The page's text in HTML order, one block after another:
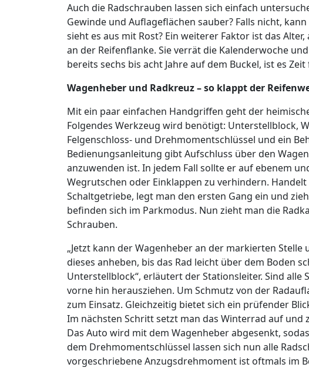
Auch die Radschrauben lassen sich einfach
Gewinde und Auflageflächen sauber? Falls nicht,
sieht es aus mit Rost? Ein weiterer Faktor ist das
an der Reifenflanke. Sie verrät die Kalenderwoche
bereits sechs bis acht Jahre auf dem Buckel, ist es
Wagenheber und Radkreuz – so klappt der
Mit ein paar einfachen Handgriffen geht der
Folgendes Werkzeug wird benötigt: Unterstellblock,
Felgenschloss- und Drehmomentschlüssel und ein
Bedienungsanleitung gibt Aufschluss über den
anzuwenden ist. In jedem Fall sollte er auf ebenem
Wegrutschen oder Einklappen zu verhindern.
Schaltgetriebe, legt man den ersten Gang ein und
befinden sich im Parkmodus. Nun zieht man die
Schrauben.
„Jetzt kann der Wagenheber an der markierten
dieses anheben, bis das Rad leicht über dem Boden
Unterstellblock“, erläutert der Stationsleiter. Sind alle
vorne hin herausziehen. Um Schmutz von der
zum Einsatz. Gleichzeitig bietet sich ein prüfender
Im nächsten Schritt setzt man das Winterrad auf und
Das Auto wird mit dem Wagenheber abgesenkt,
dem Drehmomentschlüssel lassen sich nun alle
vorgeschriebene Anzugsdrehmoment ist oftmals im